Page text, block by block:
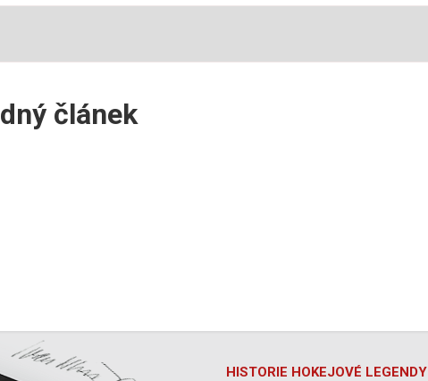
článek
HISTORIE HOKEJOVÉ LEGENDY